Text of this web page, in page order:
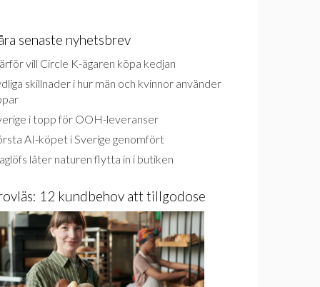
senaste nyhetsbrev
vill Circle K-ägaren köpa kedjan
skillnader i hur män och kvinnor använder
i topp för OOH-leveranser
AI-köpet i Sverige genomfört
låter naturen flytta in i butiken
12 kundbehov att tillgodose